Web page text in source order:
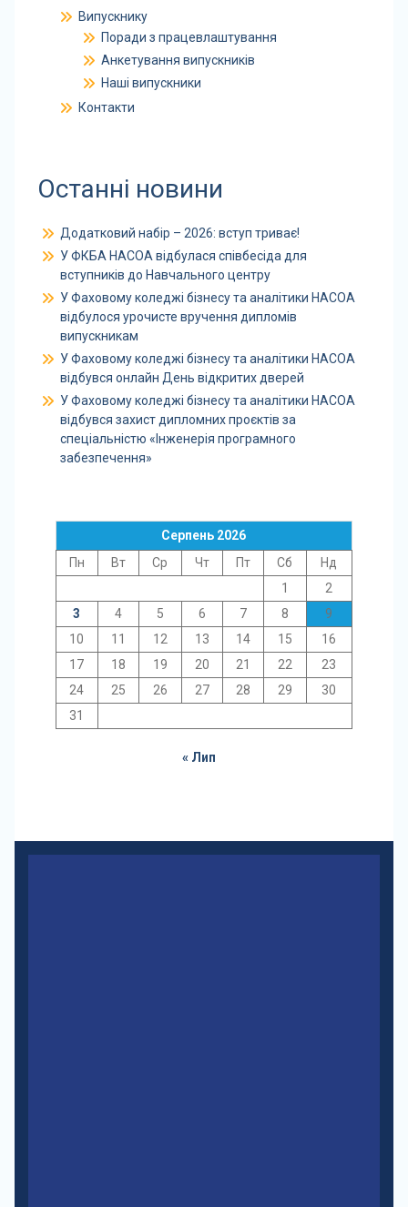
Випускнику
Поради з працевлаштування
Анкетування випускників
Наші випускники
Контакти
Останні новини
Додатковий набір – 2026: вступ триває!
У ФКБА НАСОА відбулася співбесіда для
вступників до Навчального центру
У Фаховому коледжі бізнесу та аналітики НАСОА
відбулося урочисте вручення дипломів
випускникам
У Фаховому коледжі бізнесу та аналітики НАСОА
відбувся онлайн День відкритих дверей
У Фаховому коледжі бізнесу та аналітики НАСОА
відбувся захист дипломних проєктів за
спеціальністю «Інженерія програмного
забезпечення»
Серпень 2026
Пн
Вт Ср Чт Пт Сб
Нд
1
2
3
4 5 6 7 8
9
10
11 12 13 14 15
16
17
18 19 20 21 22
23
24
25 26 27 28 29
30
31
« Лип